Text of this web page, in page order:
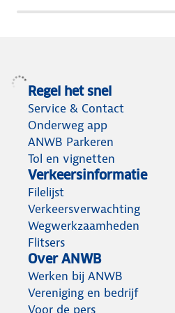
Regel het snel
Service & Contact
Onderweg app
ANWB Parkeren
Tol en vignetten
Verkeersinformatie
Filelijst
Verkeersverwachting
Wegwerkzaamheden
Flitsers
Over ANWB
Werken bij ANWB
Vereniging en bedrijf
Voor de pers